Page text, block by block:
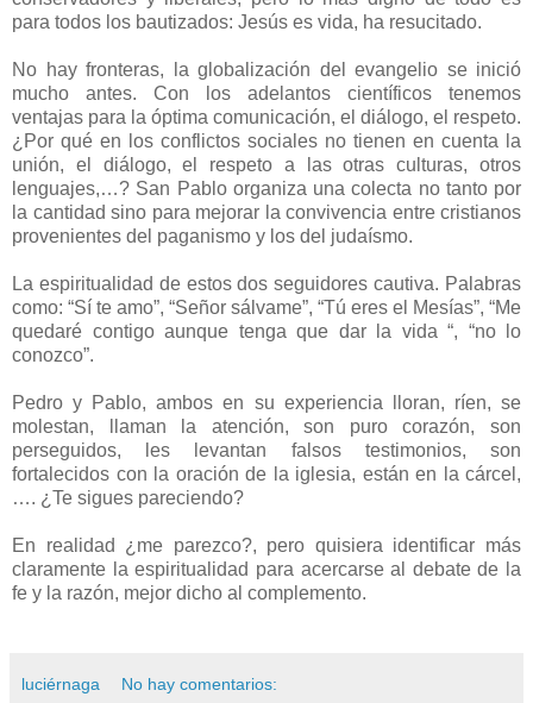
para todos los bautizados: Jesús es vida, ha resucitado.
No hay fronteras, la globalización del evangelio se inició
mucho antes. Con los adelantos científicos tenemos
ventajas para la óptima comunicación, el diálogo, el respeto.
¿Por qué en los conflictos sociales no tienen en cuenta la
unión, el diálogo, el respeto a las otras culturas, otros
lenguajes,…? San Pablo organiza una colecta no tanto por
la cantidad sino para mejorar la convivencia entre cristianos
provenientes del paganismo y los del judaísmo.
La espiritualidad de estos dos seguidores cautiva. Palabras
como: “Sí te amo”, “Señor sálvame”, “Tú eres el Mesías”, “Me
quedaré contigo aunque tenga que dar la vida “, “no lo
conozco”.
Pedro y Pablo, ambos en su experiencia lloran, ríen, se
molestan, llaman la atención, son puro corazón, son
perseguidos, les levantan falsos testimonios, son
fortalecidos con la oración de la iglesia, están en la cárcel,
…. ¿Te sigues pareciendo?
En realidad ¿me parezco?, pero quisiera identificar más
claramente la espiritualidad para acercarse al debate de la
fe y la razón, mejor dicho al complemento.
luciérnaga No hay comentarios: